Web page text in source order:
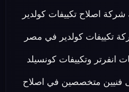
اصلاح تكييفات كولدير
تكييفات كولدير في مصر
انفرتر وتكييفات كونسيلد
فنيين متخصصين في اصلاح